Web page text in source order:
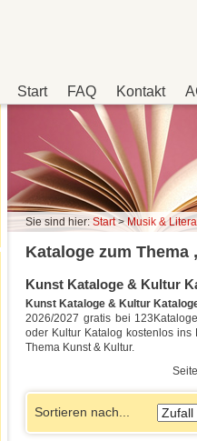
Start FAQ Kontakt
Sie sind hier: Start>Musik &
Kataloge zum Thema
Kunst Kataloge & Kultur
Kunst Kataloge & Kultur
2026/2027 gratis bei
oder Kultur Katalog kostenlos
Thema Kunst & Kultur.
Sortieren nach...